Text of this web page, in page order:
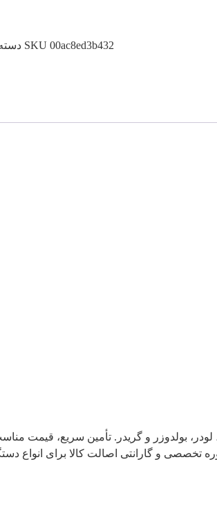
SKU 00ac8ed3b432
بولدوزر و گریدر. تأمین سریع، قیمت
تخصصی و گارانتی اصالت کالا برای انواع